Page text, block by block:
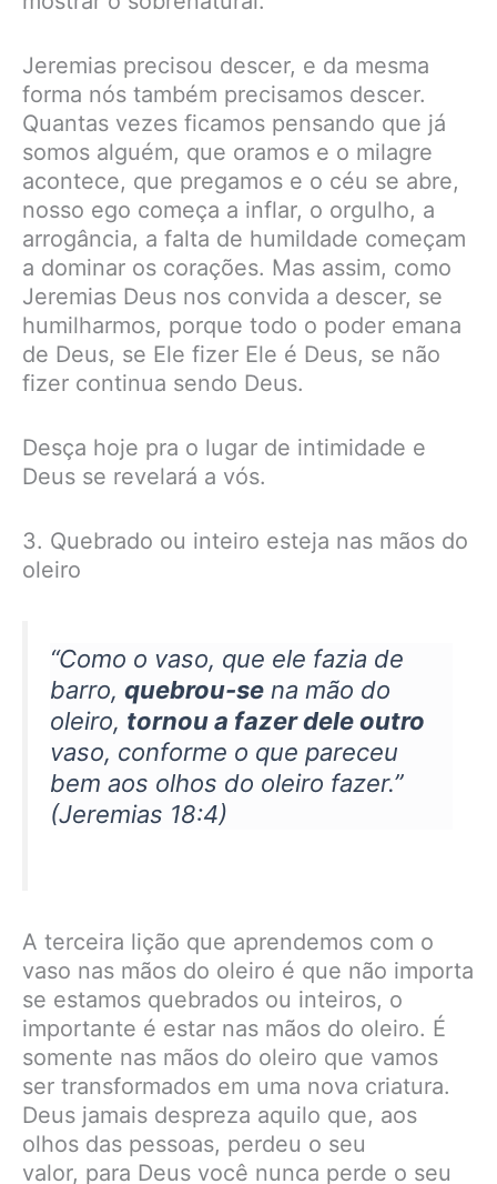
Jeremias precisou descer, e da mesma
forma nós também precisamos descer.
Quantas vezes ficamos pensando que já
somos alguém, que oramos e o milagre
acontece, que pregamos e o céu se abre,
nosso ego começa a inflar, o orgulho, a
arrogância, a falta de humildade começam
a dominar os corações. Mas assim, como
Jeremias Deus nos convida a descer, se
humilharmos, porque todo o poder emana
de Deus, se Ele fizer Ele é Deus, se não
fizer continua sendo Deus.
Desça hoje pra o lugar de intimidade e
Deus se revelará a vós.
3. Quebrado ou inteiro esteja nas mãos do
oleiro
“Como o vaso, que ele fazia de
barro, quebrou-se na mão do
oleiro, tornou a fazer dele outro
vaso, conforme o que pareceu
bem aos olhos do oleiro fazer.”
(Jeremias 18:4)
A terceira lição que aprendemos com o
vaso nas mãos do oleiro é que não importa
se estamos quebrados ou inteiros, o
importante é estar nas mãos do oleiro. É
somente nas mãos do oleiro que vamos
ser transformados em uma nova criatura.
Deus jamais despreza aquilo que, aos
olhos das pessoas, perdeu o seu
valor, para Deus você nunca perde o seu